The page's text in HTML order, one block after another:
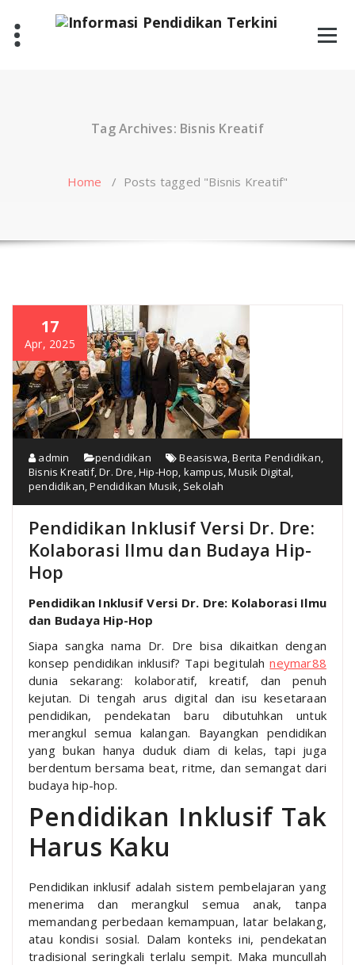
content
Tag Archives: Bisnis Kreatif
Home / Posts tagged "Bisnis Kreatif"
17
Apr, 2025
admin pendidikan Beasiswa,Berita Pendidikan,
Bisnis Kreatif,Dr. Dre,Hip-Hop, kampus,Musik Digital,
pendidikan,Pendidikan Musik, Sekolah
Pendidikan Inklusif Versi Dr. Dre:
Kolaborasi Ilmu dan Budaya Hip-
Hop
Pendidikan Inklusif Versi Dr. Dre: Kolaborasi Ilmu
dan Budaya Hip-Hop
Siapa sangka nama Dr. Dre bisa dikaitkan dengan
konsep pendidikan inklusif? Tapi begitulahneymar88
dunia sekarang: kolaboratif, kreatif, dan penuh
kejutan. Di tengah arus digital dan isu kesetaraan
pendidikan, pendekatan baru dibutuhkan untuk
merangkul semua kalangan. Bayangkan pendidikan
yang bukan hanya duduk diam di kelas, tapi juga
berdentum bersama beat, ritme, dan semangat dari
budaya hip-hop.
Pendidikan Inklusif Tak
Harus Kaku
Pendidikan inklusif adalah sistem pembelajaran yang
menerima dan merangkul semua anak, tanpa
memandang perbedaan kemampuan, latar belakang,
atau kondisi sosial. Dalam konteks ini, pendekatan
tradisional seringkali terlalu sempit. Maka muncullah